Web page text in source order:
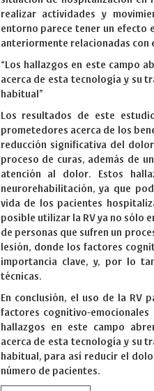
realizar actividades y
entorno parece tener un efecto
anteriormente relacionadas con
“Los hallazgos en este campo
acerca de esta tecnología y su
habitual”
Los resultados de este
prometedores acerca de los
reducción significativa del
proceso de curas, además de
atención al dolor. Estos
neurorehabilitación, ya que
vida de los pacientes
posible utilizar la RV ya no sólo
de personas que sufren un
lesión, donde los factores
importancia clave, y, por lo
técnicas.
En conclusión, el uso de la RV
factores cognitivo-
hallazgos en este campo
acerca de esta tecnología y su
habitual, para así reducir el
número de pacientes.